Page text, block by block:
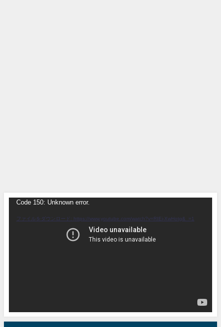
Code 150: Unknown error.
ファイルをダウンロード: https://www.youtube.com/watch?v=RIEi-XwHotg&_=1